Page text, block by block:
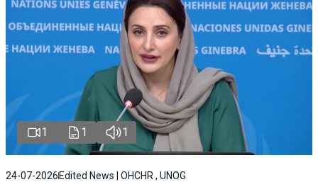
1 1 1
24-07-2026 Edited News | OHCHR , UNOG